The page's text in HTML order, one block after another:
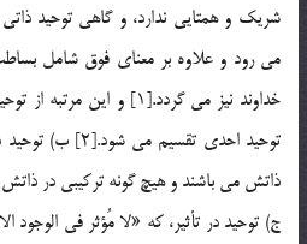
شريک و همتايي ندارد، و گاهي توحيد
مي رود و علاوه بر معناي فوق شامل
خداوند نيز مي گردد.[1] و
توحيد احدي
ذاتش مي باشند و هيچ گونه تركيبي در ذاتش
ج) توحيد در تأثير، كه «لا مُؤثر في الوجود